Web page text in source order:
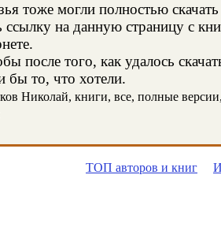
тоже могли полностью скачать
на данную страницу с
после того, как удалось
бы то, что хотели.
Николай, книги, все, полные
ТОП авторов и книг